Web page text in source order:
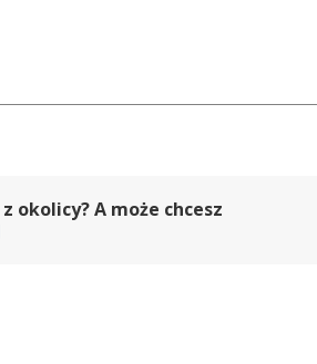
okolicy? A może chcesz